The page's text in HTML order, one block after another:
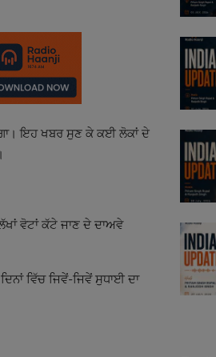
ਇਹ ਖਬਰ ਸੁਣ ਕੇ ਕਈ ਲੋਕਾਂ ਦੇ
ਵੋਟਾਂ ਕੱਟੇ ਜਾਣ ਦੇ ਦਾਅਵੇ
ਵਿੱਚ ਜਿਵੇਂ-ਜਿਵੇਂ ਸੁਧਾਈ ਦਾ